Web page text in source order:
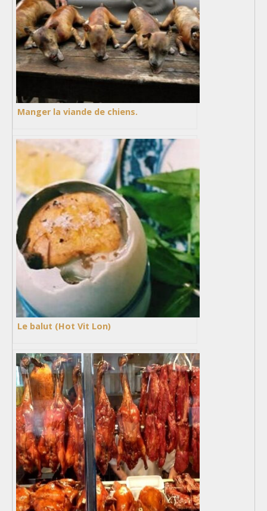
Manger la viande de chiens.
Le balut (Hot Vit Lon)